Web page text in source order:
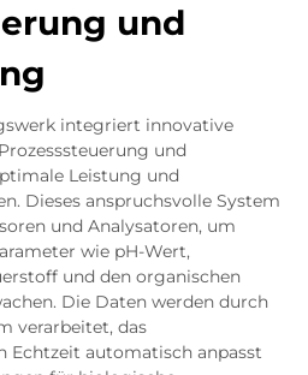
und
integriert innovative
und
Leistung und
Dieses anspruchsvolle System
und Analysatoren, um
wie pH-Wert,
und den organischen
Die Daten werden durch
verarbeitet, das
Echtzeit automatisch anpasst